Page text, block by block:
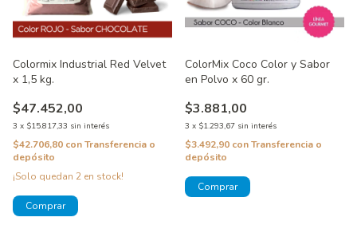
Colormix Industrial Red Velvet
x 1,5 kg.
$47.452,00
3 x $15.817,33 sin interés
$42.706,80 conTransferencia o
depósito
¡Solo quedan 2 en stock!
ColorMix Coco Color y Sabor
en Polvo x 60 gr.
$3.881,00
3 x $1.293,67 sin interés
$3.492,90 conTransferencia o
depósito